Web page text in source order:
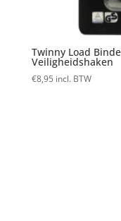
Twinny Load
Veiligheidshaken
€8,95 incl. BTW